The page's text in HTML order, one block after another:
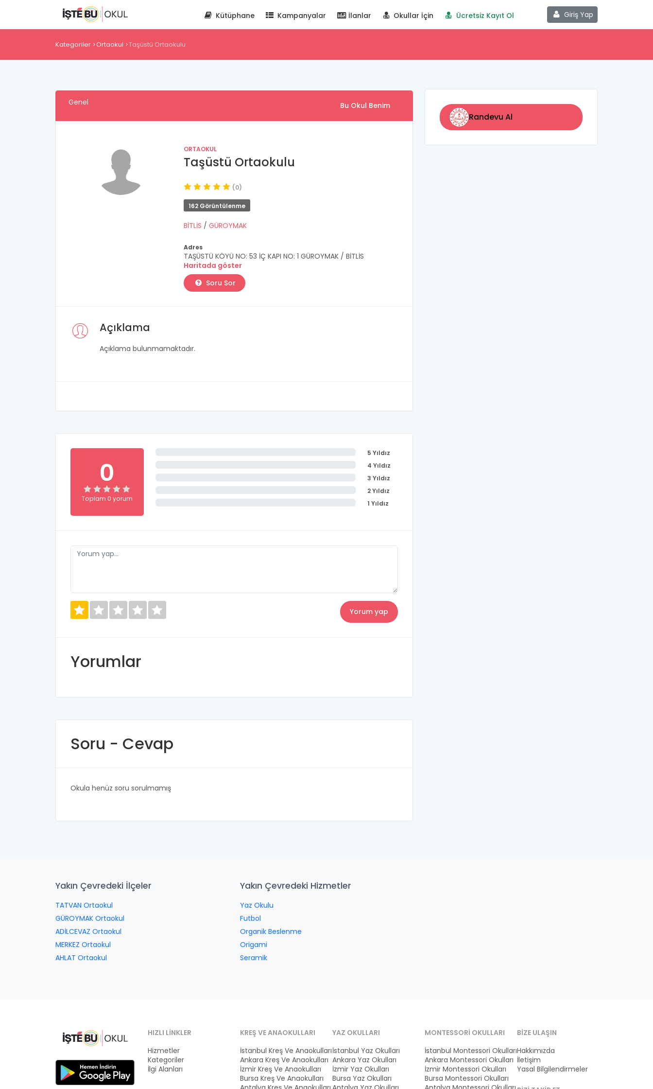
Giriş Yap
Kütüphane Kampanyalar İlanlar Okullar İçin Ücretsiz Kayıt Ol
Kategoriler Ortaokul Taşüstü Ortaokulu
Genel Bu Okul Benim
ORTAOKUL
Taşüstü Ortaokulu
(0)
162 Görüntülenme
BİTLİS / GÜROYMAK
Adres
TAŞÜSTÜ KÖYÜ NO: 53 İÇ KAPI NO: 1 GÜROYMAK / BİTLİS
Haritada göster
Soru Sor
Açıklama
Açıklama bulunmamaktadır.
0
Toplam 0 yorum
5 Yıldız
4 Yıldız
3 Yıldız
2 Yıldız
1 Yıldız
Yorumlar
Soru - Cevap
Okula henüz soru sorulmamış
Randevu Al
Yakın Çevredeki İlçeler
TATVAN Ortaokul
GÜROYMAK Ortaokul
ADİLCEVAZ Ortaokul
MERKEZ Ortaokul
AHLAT Ortaokul
Yakın Çevredeki Hizmetler
Yaz Okulu
Futbol
Organik Beslenme
Origami
Seramik
HIZLI LINKLER
Hizmetler
Kategoriler
İlgi Alanları
KREŞ VE ANAOKULLARI
İstanbul Kreş Ve Anaokulları
Ankara Kreş Ve Anaokulları
İzmir Kreş Ve Anaokulları
Bursa Kreş Ve Anaokulları
YAZ OKULLARI
İstanbul Yaz Okulları
Ankara Yaz Okulları
İzmir Yaz Okulları
Bursa Yaz Okulları
MONTESSORI OKULLARI
İstanbul Montessori Okulları
Ankara Montessori Okulları
İzmir Montessori Okulları
Bursa Montessori Okulları
BIZE ULAŞIN
Hakkımızda
İletişim
Yasal Bilgilendirmeler